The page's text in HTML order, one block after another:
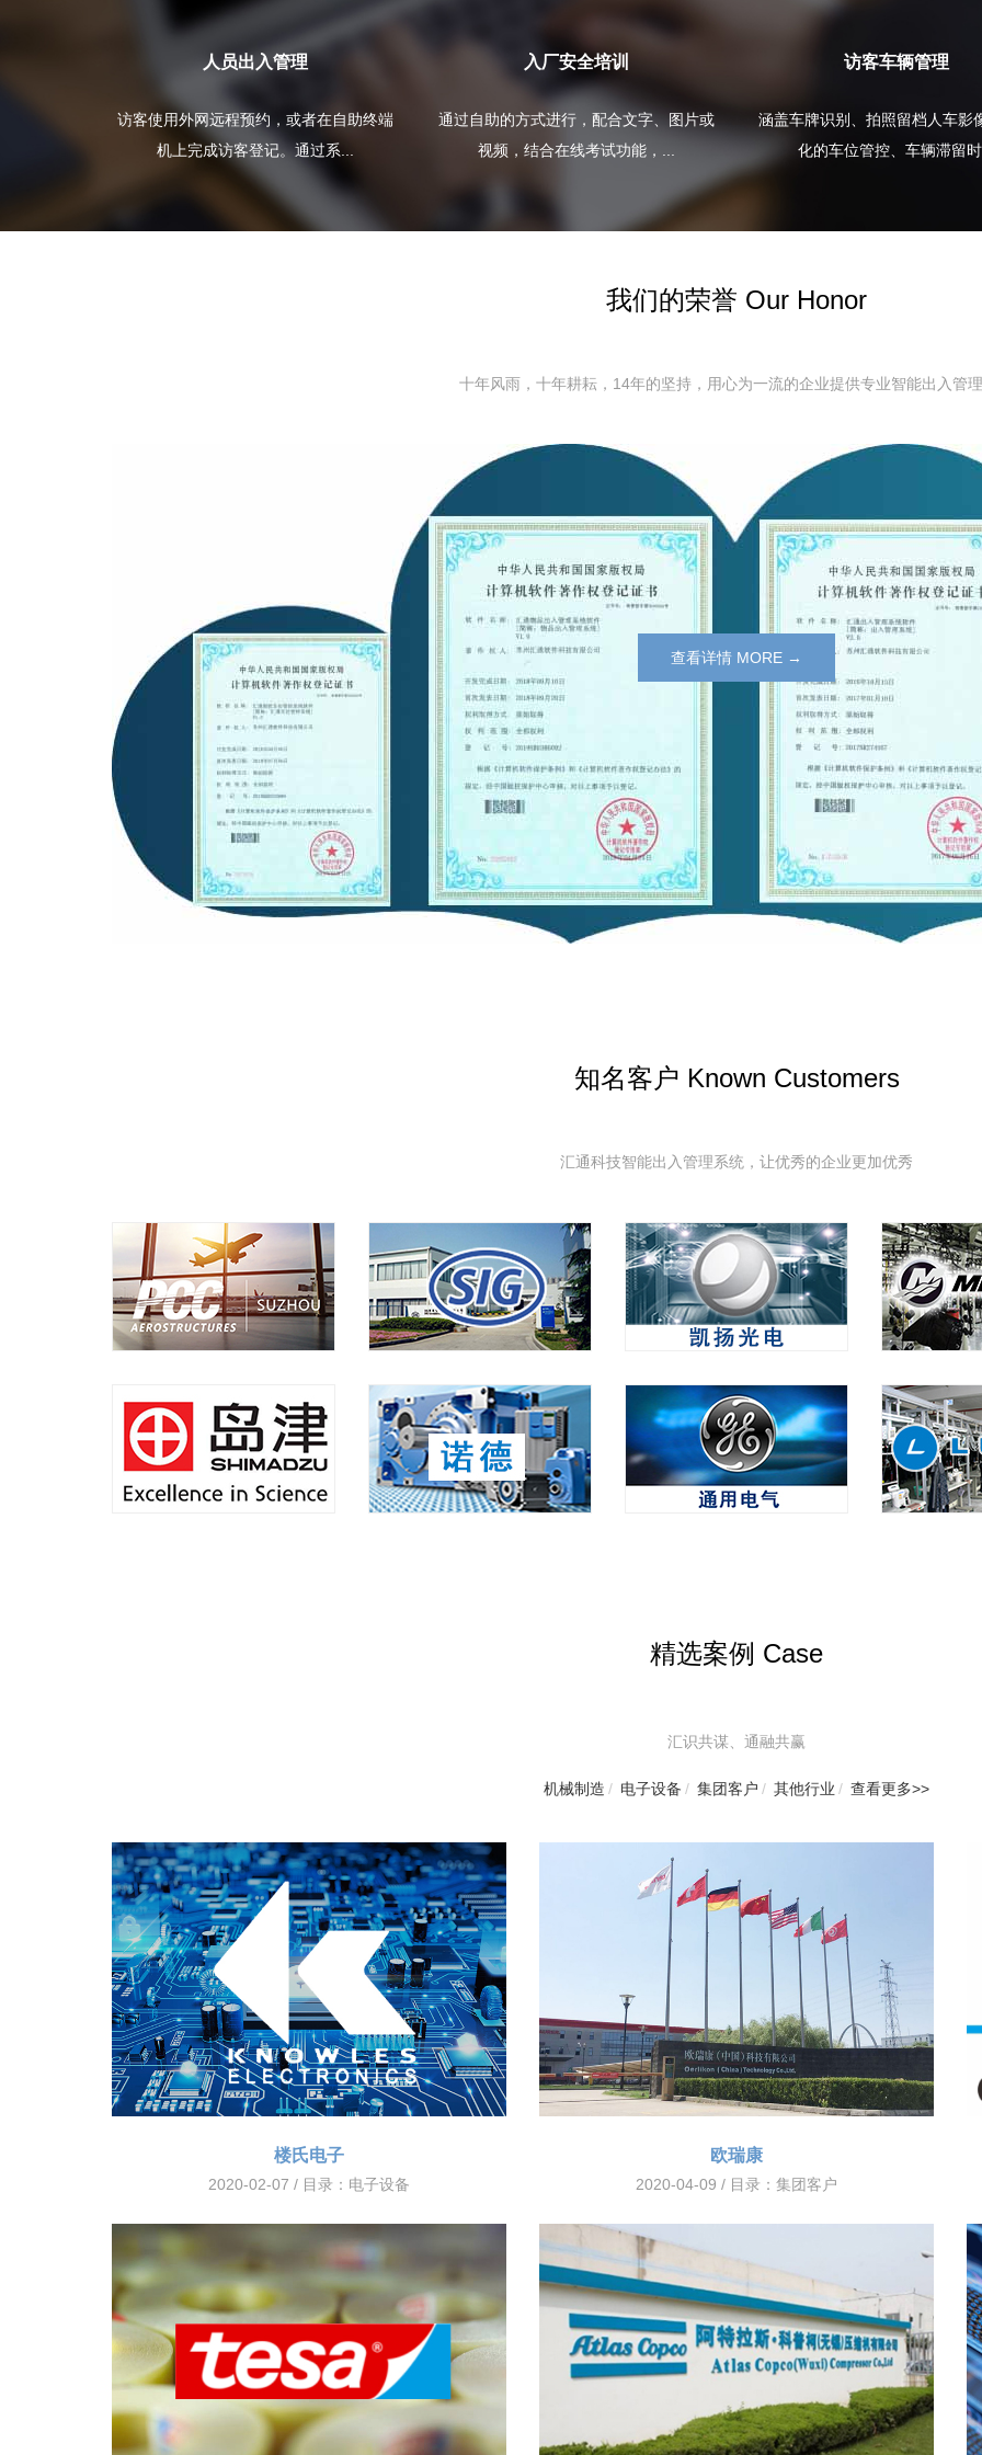
人员出入管理
访客使用外网远程预约，或者在自助终端
机上完成访客登记。通过系...
入厂安全培训
通过自助的方式进行，配合文字、图片或
视频，结合在线考试功能，...
访客车辆管理
涵盖车牌识别、拍照留档人车影
化的车位管控、车辆滞留
我们的荣誉 Our Honor
十年风雨，十年耕耘，14年的坚持，用心为一流的企业提供专业智能出入管
查看详情 MORE →
知名客户 Known Customers
汇通科技智能出入管理系统，让优秀的企业更加优秀
精选案例 Case
汇识共谋、通融共赢
机械制造 / 电子设备 / 集团客户 / 其他行业 / 查看更多>>
楼氏电子
2020-02-07 / 目录： 电子设备
欧瑞康
2020-04-09 / 目录： 集团客户